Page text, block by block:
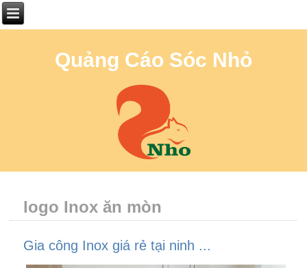
Quảng Cáo Sóc Nhỏ
logo Inox ăn mòn
Gia công Inox giá rẻ tại ninh ...